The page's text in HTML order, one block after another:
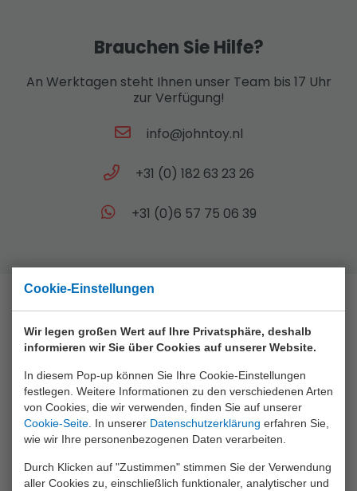
Cookie-Einstellungen
Wir legen großen Wert auf Ihre Privatsphäre, deshalb
informieren wir Sie über Cookies auf unserer Website.
In diesem Pop-up können Sie Ihre Cookie-Einstellungen
festlegen. Weitere Informationen zu den verschiedenen Arten
von Cookies, die wir verwenden, finden Sie auf unserer
Cookie-Seite . In unserer Datenschutzerklärung erfahren Sie,
wie wir Ihre personenbezogenen Daten verarbeiten.
Durch Klicken auf "Zustimmen" stimmen Sie der Verwendung
aller Cookies zu, einschließlich funktionaler, analytischer und
Brauchen Sie Hilfe?
An Werktagen steht Ihnen unser Team bis 17 Uhr
zur Verfügung!
info@johntoy.nl
+31 (0) 182 63 23 26
+31 (0)6 57 75 06 39
Sammlung
Aqua Fun
Baby Rose
Bikefun
Boys